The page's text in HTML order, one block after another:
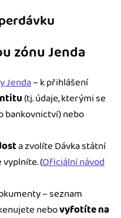
zónu Jenda
Jenda– k přihlášení
(tj. údaje, kterými se
nebo
a zvolíte Dávka státní
(Oficiální návod
– seznam
nebovyfotíte na